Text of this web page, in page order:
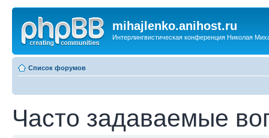
mihajlenko.anihost.ru
Интерлингвистическая конференция Николая
Список форумов
Часто задаваемые